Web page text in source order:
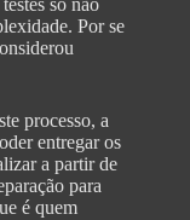
só não
Por se
processo, a
entregar os
a partir de
para
é quem